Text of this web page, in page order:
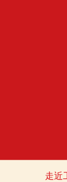
走近